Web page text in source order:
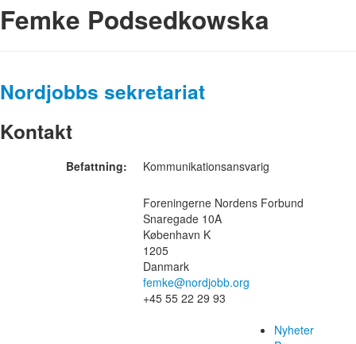
Femke Podsedkowska
Nordjobbs sekretariat
Kontakt
Befattning: Kommunikationsansvarig
Foreningerne Nordens Forbund
Snaregade 10A
København K
1205
Danmark
femke@nordjobb.org
+45 55 22 29 93
Nyheter